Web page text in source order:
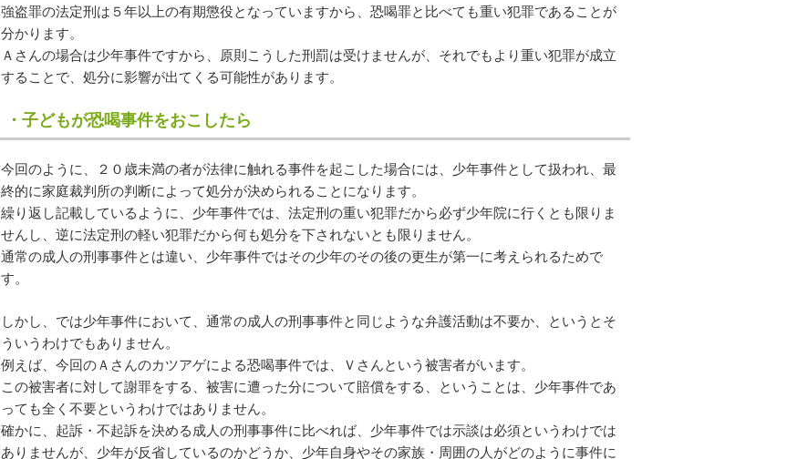
強盗罪の法定刑は５年以上の有期懲役となっていますから、恐喝罪と比べても重い犯罪であることが
分かります。
Ａさんの場合は少年事件ですから、原則こうした刑罰は受けませんが、それでもより重い犯罪が成立
することで、処分に影響が出てくる可能性があります。
・子どもが恐喝事件をおこしたら
今回のように、２０歳未満の者が法律に触れる事件を起こした場合には、少年事件として扱われ、最
終的に家庭裁判所の判断によって処分が決められることになります。
繰り返し記載しているように、少年事件では、法定刑の重い犯罪だから必ず少年院に行くとも限りま
せんし、逆に法定刑の軽い犯罪だから何も処分を下されないとも限りません。
通常の成人の刑事事件とは違い、少年事件ではその少年のその後の更生が第一に考えられるためで
す。
しかし、では少年事件において、通常の成人の刑事事件と同じような弁護活動は不要か、というとそ
ういうわけでもありません。
例えば、今回のＡさんのカツアゲによる恐喝事件では、Ｖさんという被害者がいます。
この被害者に対して謝罪をする、被害に遭った分について賠償をする、ということは、少年事件であ
っても全く不要というわけではありません。
確かに、起訴・不起訴を決める成人の刑事事件に比べれば、少年事件では示談は必須というわけでは
ありませんが、少年が反省しているのかどうか、少年自身やその家族・周囲の人がどのように事件に